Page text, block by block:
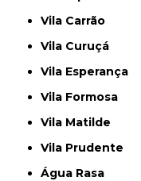
Vila Carrão
Vila Curuçá
Vila Esperança
Vila Formosa
Vila Matilde
Vila Prudente
Água Rasa